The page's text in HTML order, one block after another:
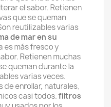
el sabor. Retienen
que se queman
reutilizables varias
de mar en su
es más fresco y
Retienen muchas
queman durante la
varias veces.
de enrollar, naturales,
casi todos.filtros